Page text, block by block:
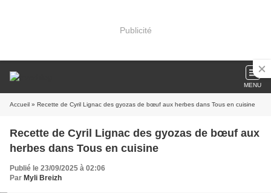
Publicité
MENU
Accueil » Recette de Cyril Lignac des gyozas de bœuf aux herbes dans Tous en cuisine
Recette de Cyril Lignac des gyozas de bœuf aux
herbes dans Tous en cuisine
Publié le 23/09/2025 à 02:06
Par Myli Breizh